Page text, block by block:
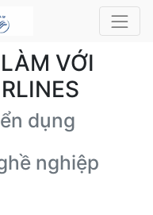
VỚI
dụng
nghiệp